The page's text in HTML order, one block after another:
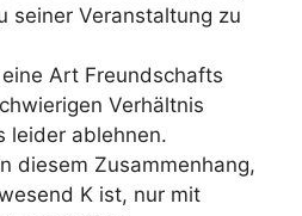
seiner Veranstaltung zu
Art Freundschafts
Verhältnis
leider ablehnen.
diesem Zusammenhang,
K ist, nur mit